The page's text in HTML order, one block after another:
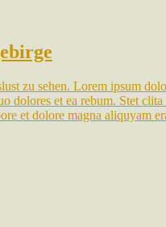
zu sehen. Lorem ipsum
dolores et ea rebum. Stet
et dolore magna aliquyam